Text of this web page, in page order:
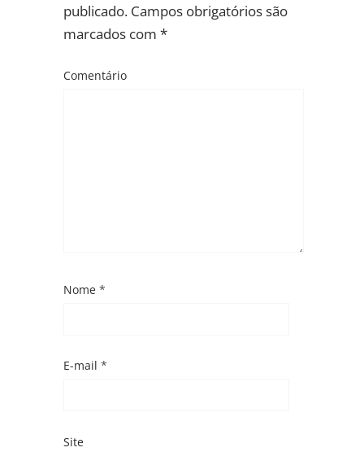
publicado. Campos obrigatórios são
marcados com *
Comentário
Nome *
E-mail *
Site